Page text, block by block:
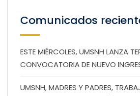
Comunicados
ESTE MIÉRCOLES, UMSNH LANZA
CONVOCATORIA DE NUEVO
UMSNH, MADRES Y PADRES,